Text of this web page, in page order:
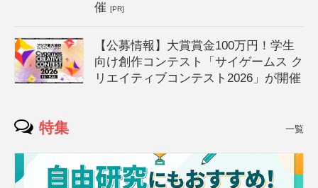
催[PR]
【公募情報】大賞賞金100万円！学生
向け創作コンテスト「サイゲームス ク
リエイティブコンテスト2026」が開催
特集 一覧